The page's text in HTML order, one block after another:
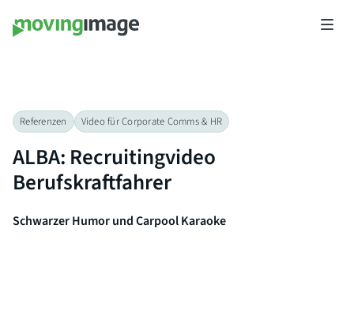
Referenzen Video für Corporate Comms & HR
ALBA: Recruitingvideo
Berufskraftfahrer
Schwarzer Humor und Carpool Karaoke